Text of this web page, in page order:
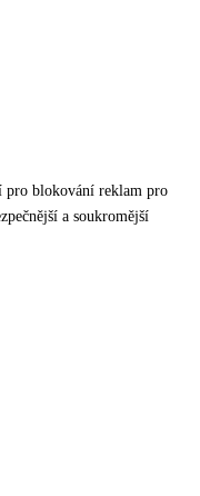
pro blokování reklam pro
a soukromější